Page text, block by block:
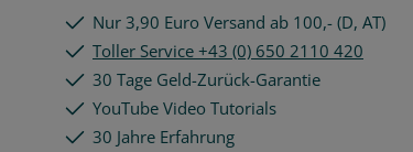
Nur 3,90 Euro Versand ab 100,- (D, AT)
Toller Service +43 (0) 650 2110 420
30 Tage Geld-Zurück-Garantie
YouTube Video Tutorials
30 Jahre Erfahrung